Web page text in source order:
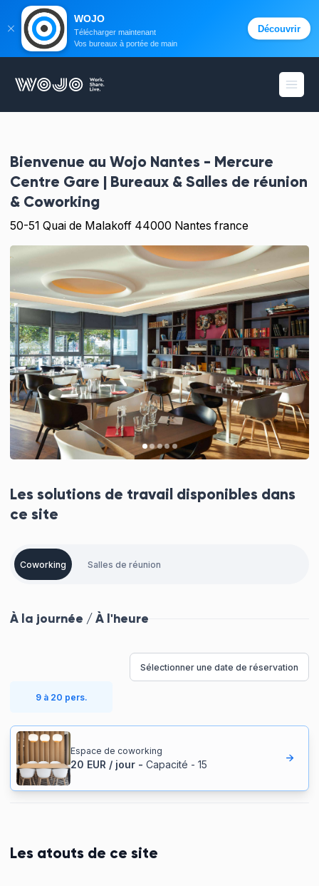
WOJO
Bienvenue au Wojo Nantes - Mercure
Centre Gare | Bureaux & Salles de réunion
& Coworking
50-51 Quai de Malakoff 44000 Nantes france
Les solutions de travail disponibles dans
ce site
Coworking Salles de réunion
À la journée / À l'heure
Sélectionner une date de réservation
9 à 20 pers.
Espace de coworking
20 EUR / jour - Capacité - 15
Les atouts de ce site
WOJO
Télécharger maintenant
Vos bureaux à portée de main
Découvrir